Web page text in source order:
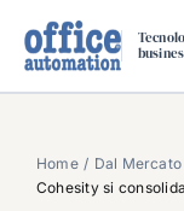
SPECIAL PAPER
TAVOLE
Home
Dal Mercato
Cohesity si